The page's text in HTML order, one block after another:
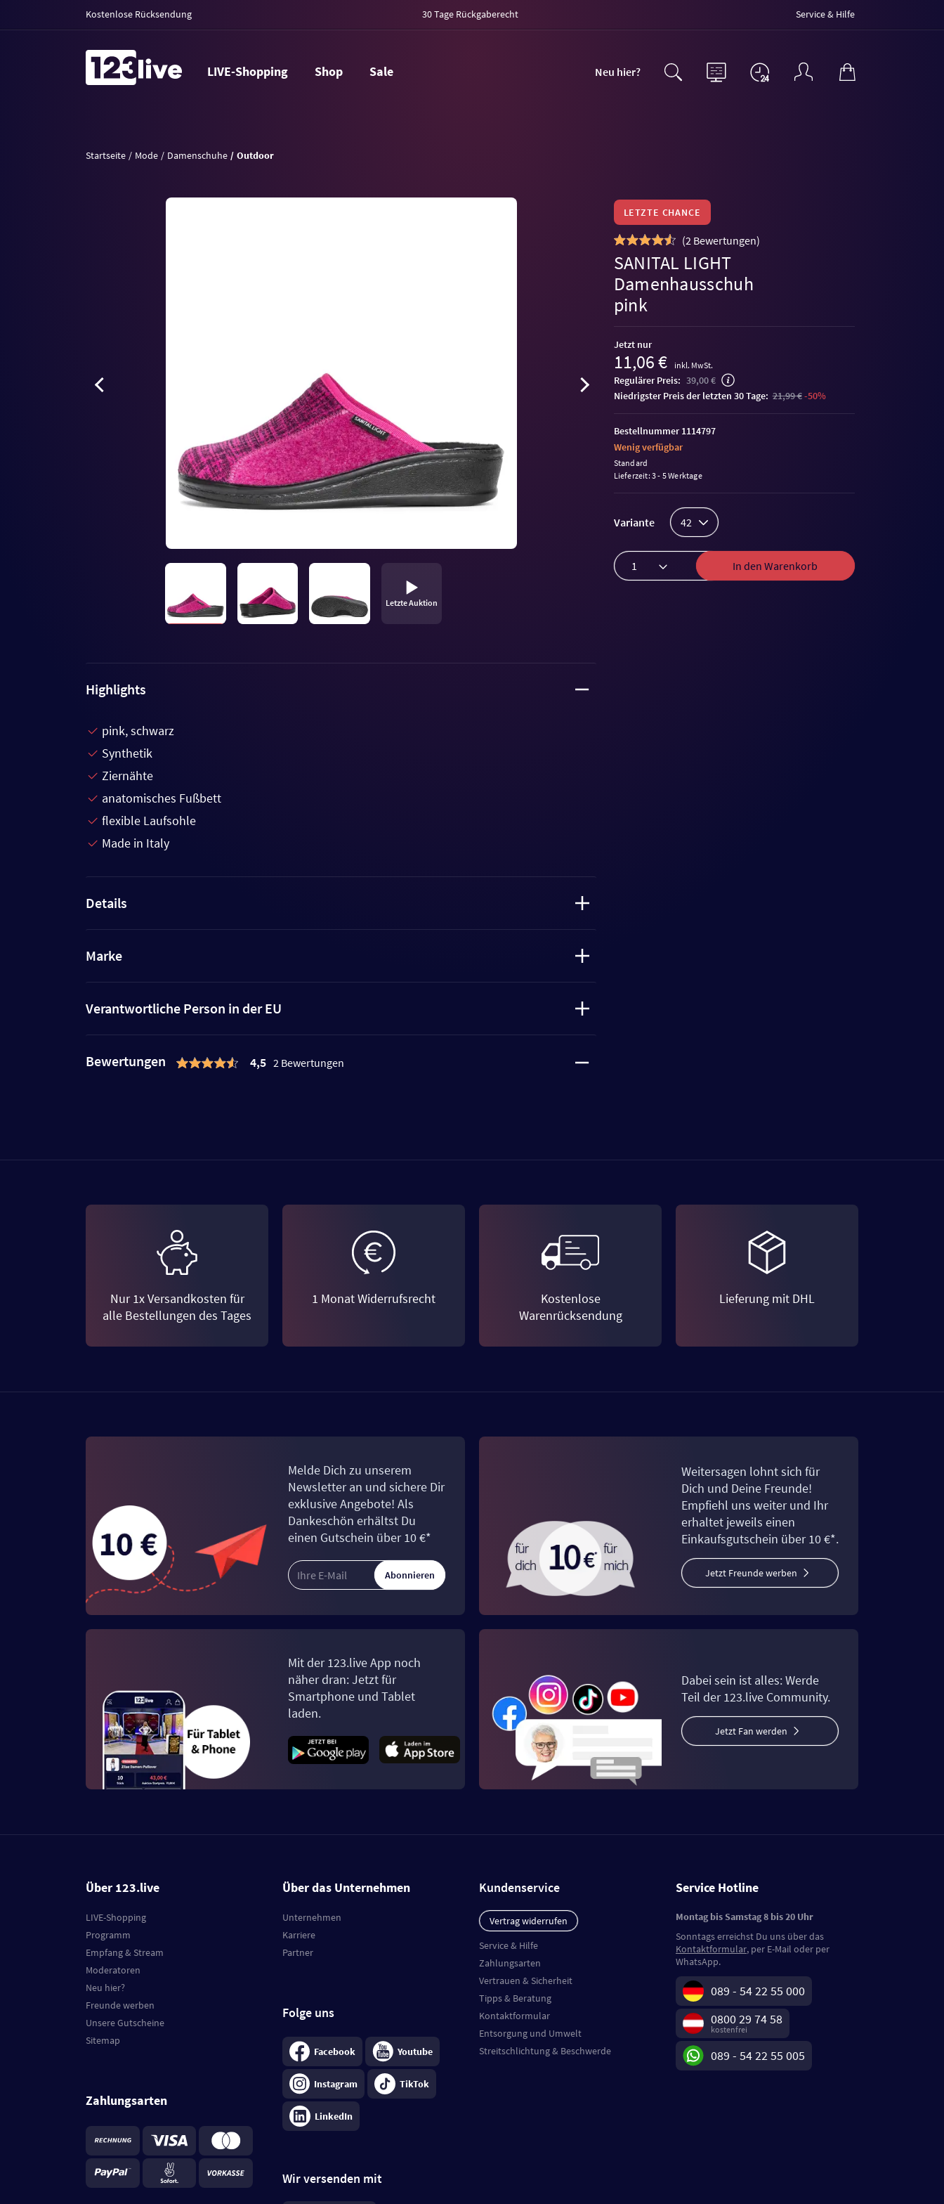
Kostenlose Rücksendung 30 Tage Rückgaberecht Service & Hilfe
LIVE-Shopping Shop Sale Neu hier?
Startseite Mode Damenschuhe Outdoor
Letzte Auktion
LETZTE CHANCE
(2 Bewertungen)
SANITAL LIGHT
Damenhausschuh
pink
Jetzt nur
11,06 € inkl. MwSt.
Regulärer Preis: 39,00 €
niedrigster Preis der letzten 30 Tage: 21,99 €-50%
Variante 42
In den Warenkorb
Bestellnummer 1114797
Wenig verfügbar
Standard
Lieferzeit: 3 - 5 Werktage
Highlights
pink, schwarz
Synthetik
Ziernähte
anatomisches Fußbett
flexible Laufsohle
Made in Italy
Details
Marke
Verantwortliche Person in der EU
Bewertungen 4,5 2 Bewertungen
Nur 1x Versandkosten für
alle Bestellungen des Tages
1 Monat Widerrufsrecht
Kostenlose
Warenrücksendung
Lieferung mit DHL
Melde Dich zu unserem
Newsletter an und sichere Dir
exklusive Angebote! Als
Dankeschön erhältst Du
einen Gutschein über 10 €*
Abonnieren
Weitersagen lohnt sich für
Dich und Deine Freunde!
Empfiehl uns weiter und Ihr
erhaltet jeweils einen
Einkaufsgutschein über 10 €*.
Jetzt Freunde werben
Mit der 123.live App noch
näher dran: Jetzt für
Smartphone und Tablet
laden.
Dabei sein ist alles: Werde
Teil der 123.live Community.
Jetzt Fan werden
Über 123.live
LIVE-Shopping
Programm
Empfang & Stream
Moderatoren
Neu hier?
Freunde werben
Unsere Gutscheine
Sitemap
Zahlungsarten
Über das Unternehmen
Unternehmen
Karriere
Partner
Folge uns
Facebook Youtube
Instagram TikTok
LinkedIn
Wir versenden mit
Kundenservice
Vertrag widerrufen
Service & Hilfe
Zahlungsarten
Vertrauen & Sicherheit
Tipps & Beratung
Kontaktformular
Entsorgung und Umwelt
Streitschlichtung & Beschwerde
Service Hotline
Montag bis Samstag 8 bis 20 Uhr
Sonntags erreichst Du uns über das
Kontaktformular, per E-Mail oder per
WhatsApp.
089 - 54 22 55 000
0800 29 74 58
kostenfrei
089 - 54 22 55 005